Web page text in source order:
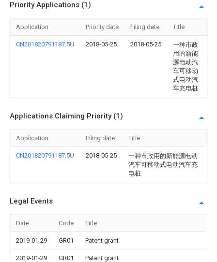
Priority Applications (1)
Application Priority date Filing date Title
CN201820791187.5U 2018-05-25 2018-05-25
一种市政
用的新能
源电动汽
车可移动
式电动汽
车充电桩
Applications Claiming Priority (1)
Application Filing date Title
CN201820791187.5U 2018-05-25
一种市政用的新能源电动
汽车可移动式电动汽车充
电桩
Legal Events
Date Code Title
2019-01-29 GR01 Patent grant
2019-01-29 GR01 Patent grant